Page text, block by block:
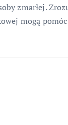
zmarłej.
mogą